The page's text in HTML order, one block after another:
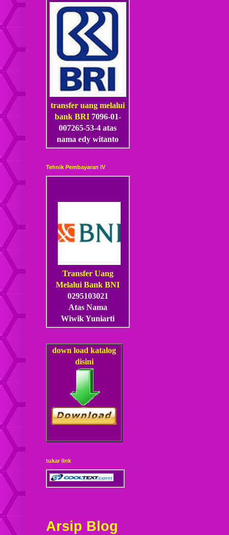
transfer uang melalui
bank BRI 7096-01-
007265-53-4 atas
nama edy witanto
Tehnik Pembayaran IV
Transfer Uang
Melalui Bank BNI
0295103021
Atas Nama
Wiwik Yuniarti
down load katalog
disini
tukar link
Arsip Blog